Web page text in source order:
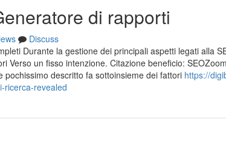
di rapporti
Discuss
Durante la gestione dei principali aspetti legati alla
Verso un fisso intenzione. Citazione beneficio:
descritto fa sottoinsieme dei fattori https://
ricerca-revealed